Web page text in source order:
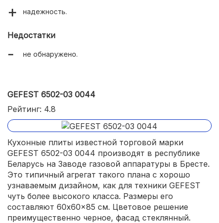
надежность.
Недостатки
не обнаружено.
GEFEST 6502-03 0044
Рейтинг: 4.8
Кухонные плиты известной торговой марки
GEFEST 6502-03 0044 производят в республике
Беларусь на Заводе газовой аппаратуры в Бресте.
Это типичный агрегат такого плана с хорошо
узнаваемым дизайном, как для техники GEFEST
чуть более высокого класса. Размеры его
составляют 60x60x85 см. Цветовое решение
преимущественно черное, фасад стеклянный.